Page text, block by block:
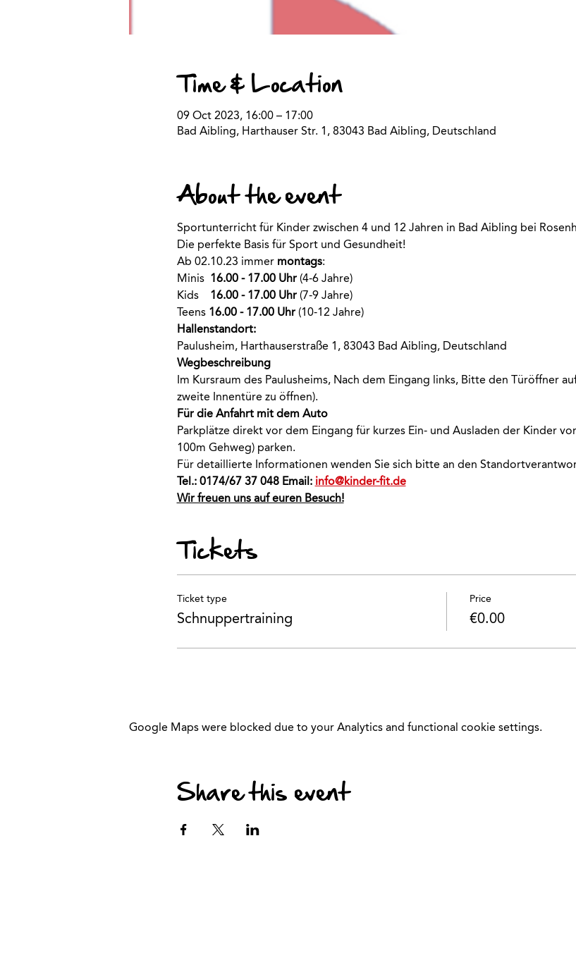
Time & Location
09 Oct 2023, 16:00 – 17:00
Bad Aibling, Harthauser Str. 1, 83043 Bad Aibling, Deutschland
About the event
Sportunterricht für Kinder zwischen 4 und 12 Jahren in Bad Aibling bei
Die perfekte Basis für Sport und Gesundheit!
Ab 02.10.23 immer montags:
Minis 16.00 - 17.00 Uhr (4-6 Jahre)
Kids 16.00 - 17.00 Uhr (7-9 Jahre)
Teens 16.00 - 17.00 Uhr (10-12 Jahre)
Hallenstandort:
Paulusheim, Harthauserstraße 1, 83043 Bad Aibling, Deutschland
Wegbeschreibung
Im Kursraum des Paulusheims, Nach dem Eingang links, Bitte den Türöffner
zweite Innentüre zu öffnen).
Für die Anfahrt mit dem Auto
Parkplätze direkt vor dem Eingang für kurzes Ein- und Ausladen der Kinder
100m Gehweg) parken.
Für detaillierte Informationen wenden Sie sich bitte an den
Tel.: 0174/67 37 048 Email: info@kinder-fit.de
Wir freuen uns auf euren Besuch!
Tickets
Ticket type
Schnuppertraining
Price
€0.00
Google Maps were blocked due to your Analytics and functional cookie settings.
Share this event